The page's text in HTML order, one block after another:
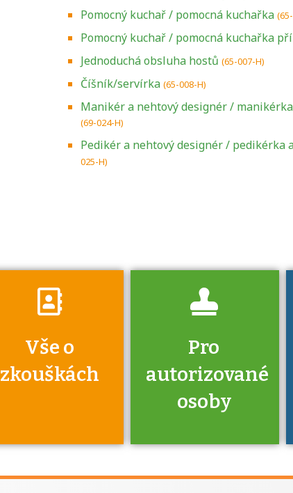
Pomocný kuchař / pomocná kuchařka
Pomocný kuchař / pomocná kuchařka
Jednoduchá obsluha hostů (65-007-H)
Číšník/servírka (65-008-H)
Manikér a nehtový designér /
(69-024-H)
Pedikér a nehtový designér / pedikérka
025-H)
Vše o
zkouškách
Zjistěte, jak se
Pro
autorizované
osoby